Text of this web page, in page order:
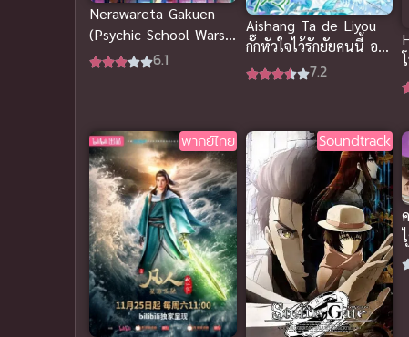
Nerawareta Gakuen
(Psychic School Wars)
คำสัญญา ความรัก
6.1
Aishang Ta de Liyou
กั๊กหัวใจไว้รักยัยคนนี้ อนิ
เมะจีนดูฟรี ซับไทย
7.2
พากย์ไทย Soundtrack